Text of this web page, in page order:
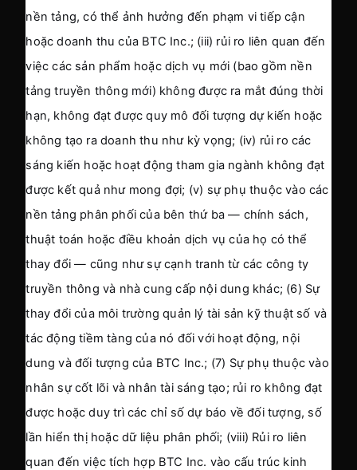
nền tảng, có thể ảnh hưởng đến phạm vi tiếp cận
hoặc doanh thu của BTC Inc.; (iii) rủi ro liên quan đến
việc các sản phẩm hoặc dịch vụ mới (bao gồm nền
tảng truyền thông mới) không được ra mắt đúng thời
hạn, không đạt được quy mô đối tượng dự kiến hoặc
không tạo ra doanh thu như kỳ vọng; (iv) rủi ro các
sáng kiến hoặc hoạt động tham gia ngành không đạt
được kết quả như mong đợi; (v) sự phụ thuộc vào các
nền tảng phân phối của bên thứ ba — chính sách,
thuật toán hoặc điều khoản dịch vụ của họ có thể
thay đổi — cũng như sự cạnh tranh từ các công ty
truyền thông và nhà cung cấp nội dung khác; (6) Sự
thay đổi của môi trường quản lý tài sản kỹ thuật số và
tác động tiềm tàng của nó đối với hoạt động, nội
dung và đối tượng của BTC Inc.; (7) Sự phụ thuộc vào
nhân sự cốt lõi và nhân tài sáng tạo; rủi ro không đạt
được hoặc duy trì các chỉ số dự báo về đối tượng, số
lần hiển thị hoặc dữ liệu phân phối; (viii) Rủi ro liên
quan đến việc tích hợp BTC Inc. vào cấu trúc kinh